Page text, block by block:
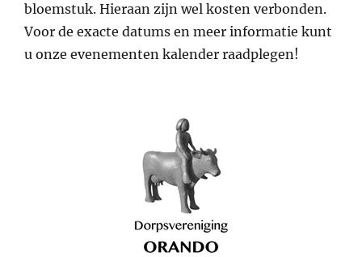
bloemstuk. Hieraan zijn wel kosten verbonden.
Voor de exacte datums en meer informatie kunt
u onze evenementen kalender raadplegen!